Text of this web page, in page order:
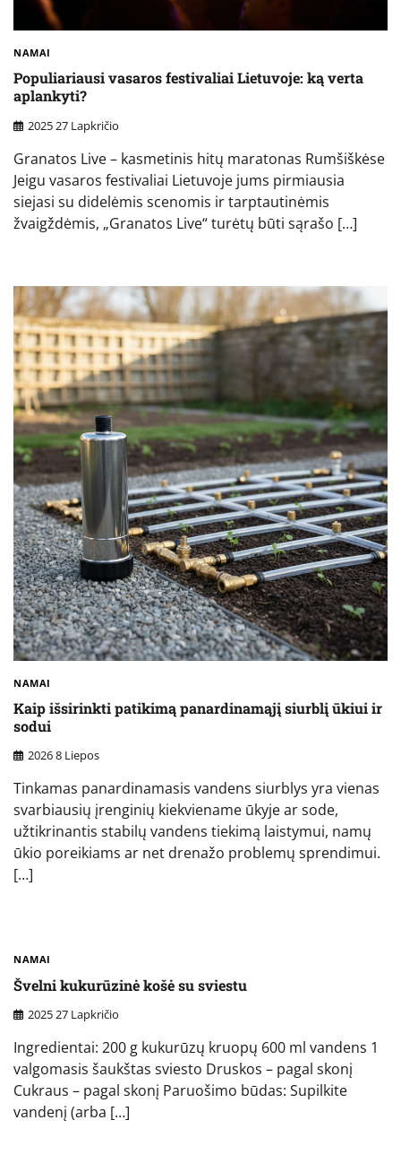
NAMAI
Populiariausi vasaros festivaliai Lietuvoje: ką verta
aplankyti?
2025 27 Lapkričio
Granatos Live – kasmetinis hitų maratonas Rumšiškėse
Jeigu vasaros festivaliai Lietuvoje jums pirmiausia
siejasi su didelėmis scenomis ir tarptautinėmis
žvaigždėmis, „Granatos Live“ turėtų būti sąrašo […]
NAMAI
Kaip išsirinkti patikimą panardinamąjį siurblį ūkiui ir
sodui
2026 8 Liepos
Tinkamas panardinamasis vandens siurblys yra vienas
svarbiausių įrenginių kiekviename ūkyje ar sode,
užtikrinantis stabilų vandens tiekimą laistymui, namų
ūkio poreikiams ar net drenažo problemų sprendimui.
[…]
NAMAI
Švelni kukurūzinė košė su sviestu
2025 27 Lapkričio
Ingredientai: 200 g kukurūzų kruopų 600 ml vandens 1
valgomasis šaukštas sviesto Druskos – pagal skonį
Cukraus – pagal skonį Paruošimo būdas: Supilkite
vandenį (arba […]